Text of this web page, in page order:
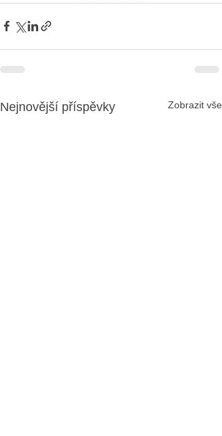
Nejnovější příspěvky Zobrazit vše